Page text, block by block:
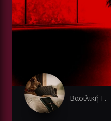
Βασιλική Γ.